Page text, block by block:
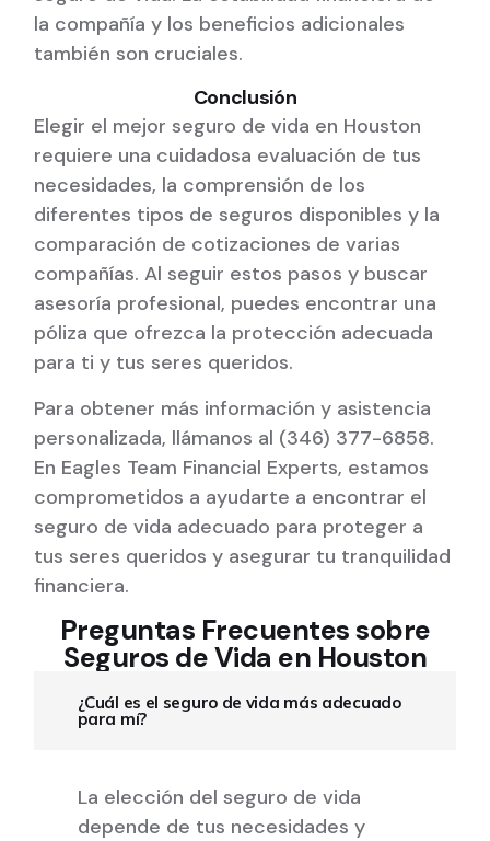
la compañía y los beneficios adicionales
también son cruciales.
Conclusión
Elegir el mejor seguro de vida en Houston
requiere una cuidadosa evaluación de tus
necesidades, la comprensión de los
diferentes tipos de seguros disponibles y la
comparación de cotizaciones de varias
compañías. Al seguir estos pasos y buscar
asesoría profesional, puedes encontrar una
póliza que ofrezca la protección adecuada
para ti y tus seres queridos.
Para obtener más información y asistencia
personalizada, llámanos al (346) 377-6858.
En Eagles Team Financial Experts, estamos
comprometidos a ayudarte a encontrar el
seguro de vida adecuado para proteger a
tus seres queridos y asegurar tu tranquilidad
financiera.
Preguntas Frecuentes sobre
Seguros de Vida en Houston
¿Cuál es el seguro de vida más adecuado
para mí?
La elección del seguro de vida
depende de tus necesidades y